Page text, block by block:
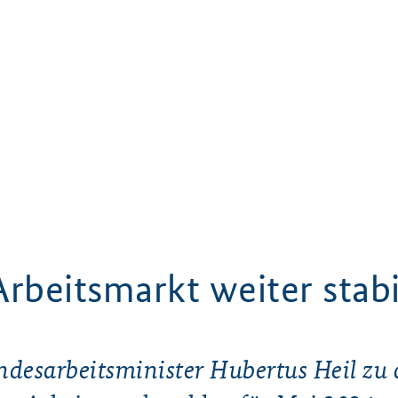
weiter
Hubertus Heil zu